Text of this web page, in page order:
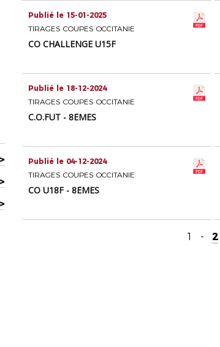
Publié le 15-01-2025
TIRAGES COUPES OCCITANIE
CO CHALLENGE U15F
Publié le 18-12-2024
TIRAGES COUPES OCCITANIE
C.O.FUT - 8ÈMES
Publié le 04-12-2024
TIRAGES COUPES OCCITANIE
CO U18F - 8ÈMES
1 - 2